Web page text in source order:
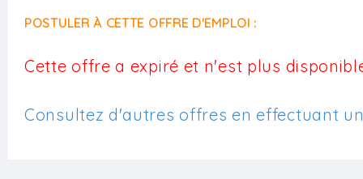
POSTULER À CETTE OFFRE D'EMPLOI :
Cette offre a expiré et n'est plus
Consultez d'autres offres en effectuant